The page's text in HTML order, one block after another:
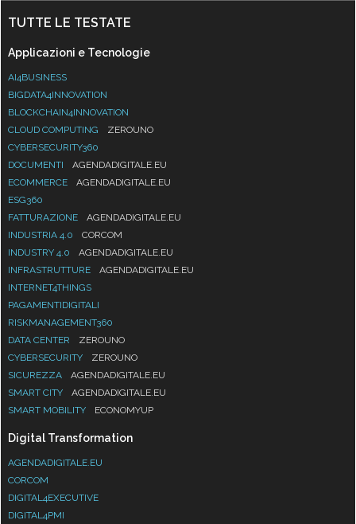
TUTTE LE TESTATE
Applicazioni e Tecnologie
AI4BUSINESS
BIGDATA4INNOVATION
BLOCKCHAIN4INNOVATION
CLOUD COMPUTING
ZEROUNO
CYBERSECURITY360
DOCUMENTI
AGENDADIGITALE.EU
ECOMMERCE
AGENDADIGITALE.EU
ESG360
FATTURAZIONE
AGENDADIGITALE.EU
INDUSTRIA 4.0
CORCOM
INDUSTRY 4.0
AGENDADIGITALE.EU
INFRASTRUTTURE
AGENDADIGITALE.EU
INTERNET4THINGS
PAGAMENTIDIGITALI
RISKMANAGEMENT360
DATA CENTER
ZEROUNO
CYBERSECURITY
ZEROUNO
SICUREZZA
AGENDADIGITALE.EU
SMART CITY
AGENDADIGITALE.EU
SMART MOBILITY
ECONOMYUP
Digital Transformation
AGENDADIGITALE.EU
CORCOM
DIGITAL4EXECUTIVE
DIGITAL4PMI